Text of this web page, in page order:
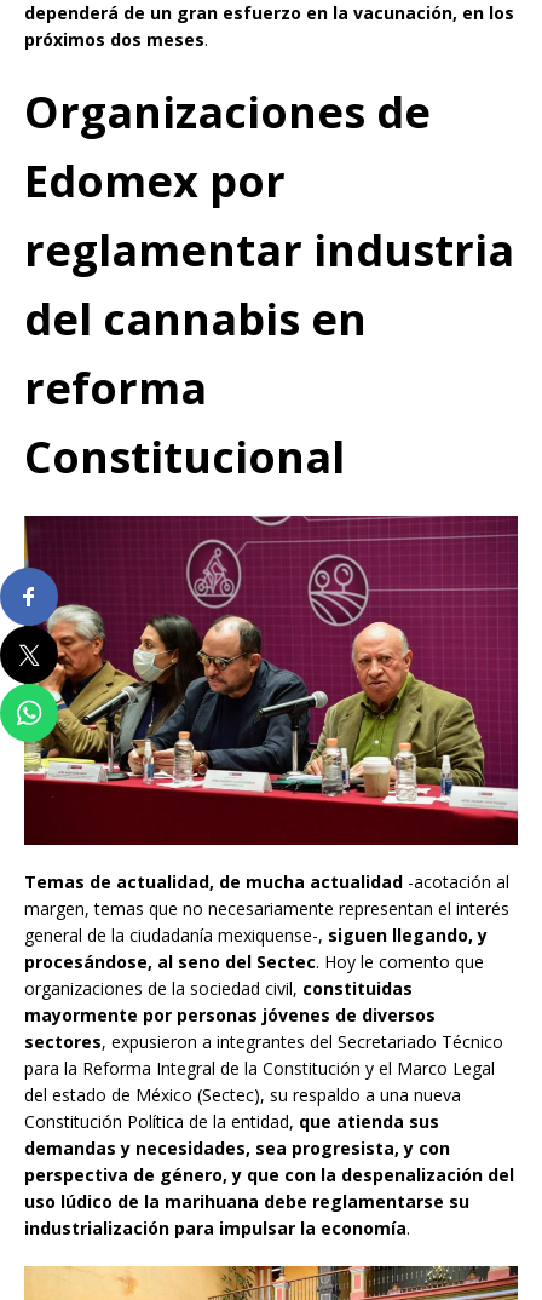
dependerá de un gran esfuerzo en la vacunación, en los
próximos dos meses.
Organizaciones de
Edomex por
reglamentar industria
del cannabis en
reforma
Constitucional
Temas de actualidad, de mucha actualidad -acotación al
margen, temas que no necesariamente representan el interés
general de la ciudadanía mexiquense-, siguen llegando, y
procesándose, al seno del Sectec. Hoy le comento que
organizaciones de la sociedad civil, constituidas
mayormente por personas jóvenes de diversos
sectores, expusieron a integrantes del Secretariado Técnico
para la Reforma Integral de la Constitución y el Marco Legal
del estado de México (Sectec), su respaldo a una nueva
Constitución Política de la entidad, que atienda sus
demandas y necesidades, sea progresista, y con
perspectiva de género, y que con la despenalización del
uso lúdico de la marihuana debe reglamentarse su
industrialización para impulsar la economía.